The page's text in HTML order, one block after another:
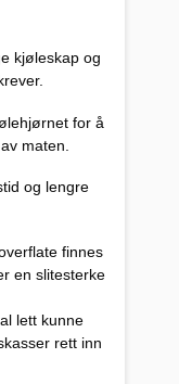
kjøleskap og
for å
maten.
og lengre
finnes
en slitesterke
lett kunne
rett inn